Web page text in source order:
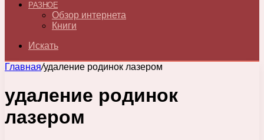
РАЗНОЕ
Обзор интернета
Книги
Искать
Главная/удаление родинок лазером
удаление родинок
лазером